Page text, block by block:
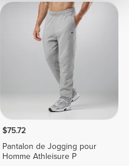
$75.72
Pantalon de Jogging pour
Homme Athleisure P